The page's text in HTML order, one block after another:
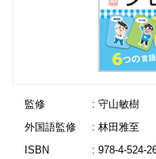
監修
: 守山敏樹
外国語監修
: 林田雅至
ISBN
: 978-4-524-